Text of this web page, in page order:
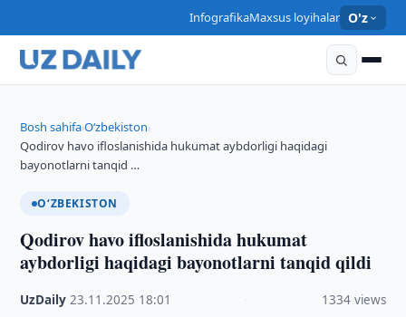
InfografikaMaxsus loyihalar O'z
Bosh sahifa›O‘zbekiston›
Qodirov havo ifloslanishida hukumat aybdorligi haqidagi
bayonotlarni tanqid …
O‘ZBEKISTON
Qodirov havo ifloslanishida hukumat
aybdorligi haqidagi bayonotlarni tanqid qildi
UzDaily ·23.11.2025 18:01 1334 views